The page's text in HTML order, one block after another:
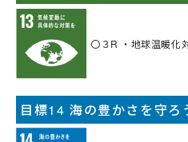
〇３R ・地球温暖化
目標14 海の豊かさを守ろ